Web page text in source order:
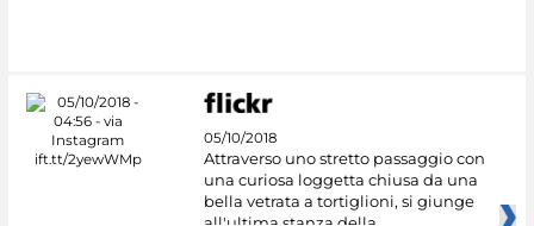
05/10/2018
Attraverso uno stretto passaggio con
una curiosa loggetta chiusa da una
bella vetrata a tortiglioni, si giunge